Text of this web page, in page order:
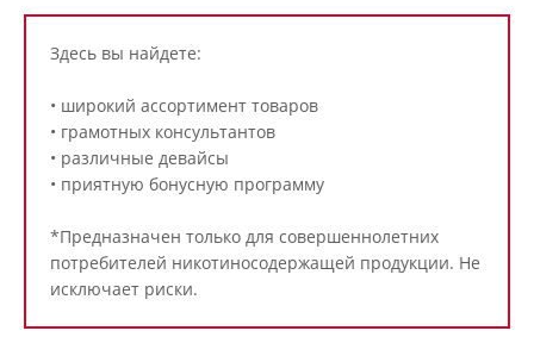
Здесь вы найдете:
• широкий ассортимент товаров
• грамотных консультантов
• различные девайсы
• приятную бонусную программу
*Предназначен только для совершеннолетних
потребителей никотиносодержащей продукции. Не
исключает риски.